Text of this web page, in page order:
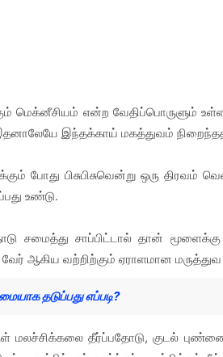
மெக்னீசியம் என்ற வேதிப்பொருளும்
இந்தக்காய் மகத்துவம்
போது பிசுபிசுவென்று ஒரு திரவம்
உண்டு.
சமைத்து சாப்பிட்டால் தான்
ஆகிய வற்றிற்கும் ஏராளமான
தடுப்பது எப்படி?
மலச்சிக்கலை தீர்ப்பதோடு, குடல்